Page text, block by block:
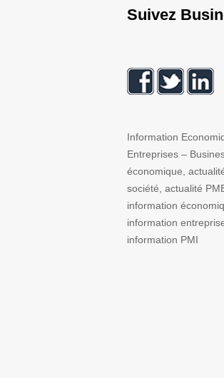
Suivez
Information
Entreprises –
économique,
société, actualité
information
information
information PMI